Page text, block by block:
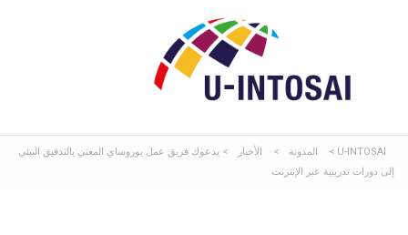
U-INTOSAI
> المدونة > الأخبار > يدعوك فريق عمل يوروساي المعني بالتدقيق البيئي
إلى دورات تدريبية عبر الإنترنت